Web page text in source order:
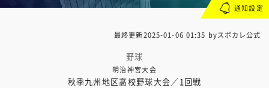
最終更新2025-01-06 01:35 byスポカレ公式
野球
明治神宮大会
秋季九州地区高校野球大会／1回戦
通知設定